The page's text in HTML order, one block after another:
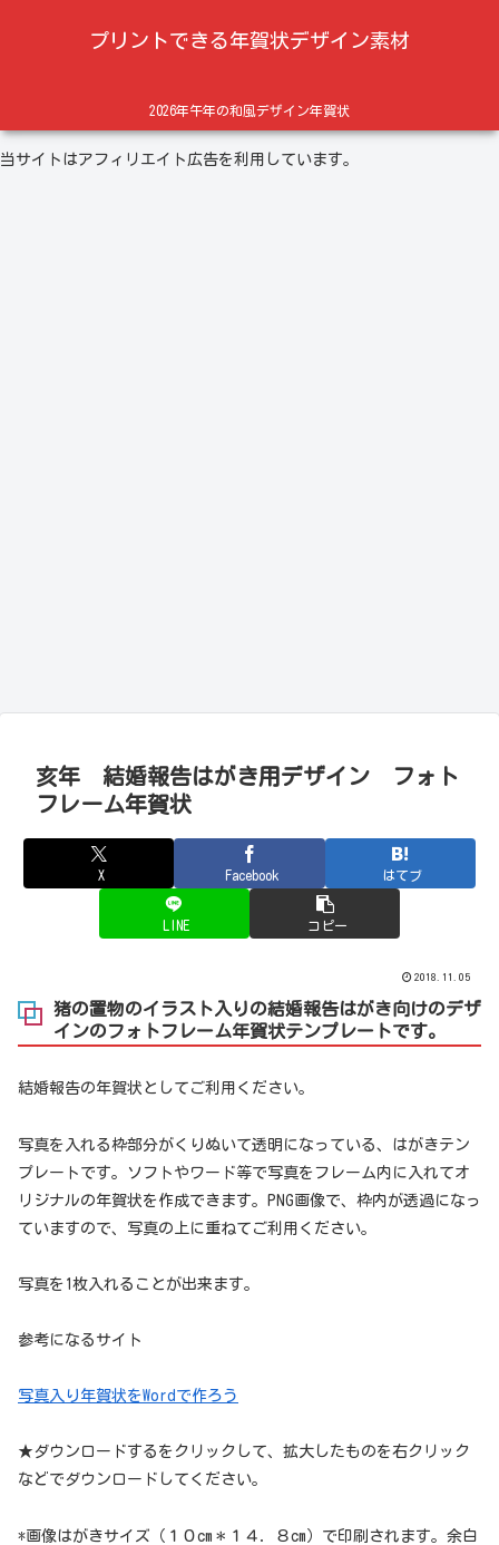
プリントできる年賀状デザイン素材
2026年午年の和風デザイン年賀状
当サイトはアフィリエイト広告を利用しています。
亥年 結婚報告はがき用デザイン フォト
フレーム年賀状
X Facebook はてブ
LINE コピー
2018.11.05
猪の置物のイラスト入りの結婚報告はがき向けのデザ
インのフォトフレーム年賀状テンプレートです。
結婚報告の年賀状としてご利用ください。
写真を入れる枠部分がくりぬいて透明になっている、はがきテン
プレートです。ソフトやワード等で写真をフレーム内に入れてオ
リジナルの年賀状を作成できます。PNG画像で、枠内が透過になっ
ていますので、写真の上に重ねてご利用ください。
写真を1枚入れることが出来ます。
参考になるサイト
写真入り年賀状をWordで作ろう
★ダウンロードするをクリックして、拡大したものを右クリック
などでダウンロードしてください。
*画像はがきサイズ（１０cm＊１４．８cm）で印刷されます。余白